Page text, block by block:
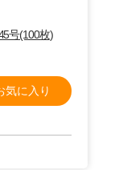
号(100枚)